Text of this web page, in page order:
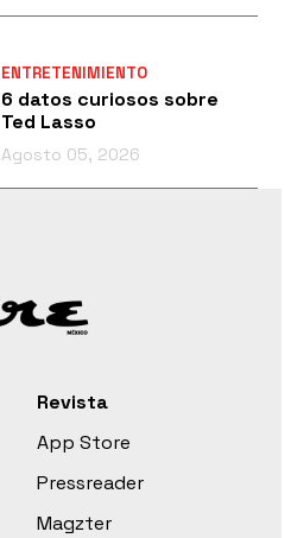
ENTRETENIMIENTO
6 datos curiosos sobre
Ted Lasso
Agosto 05, 2026
Revista
App Store
Pressreader
Magzter